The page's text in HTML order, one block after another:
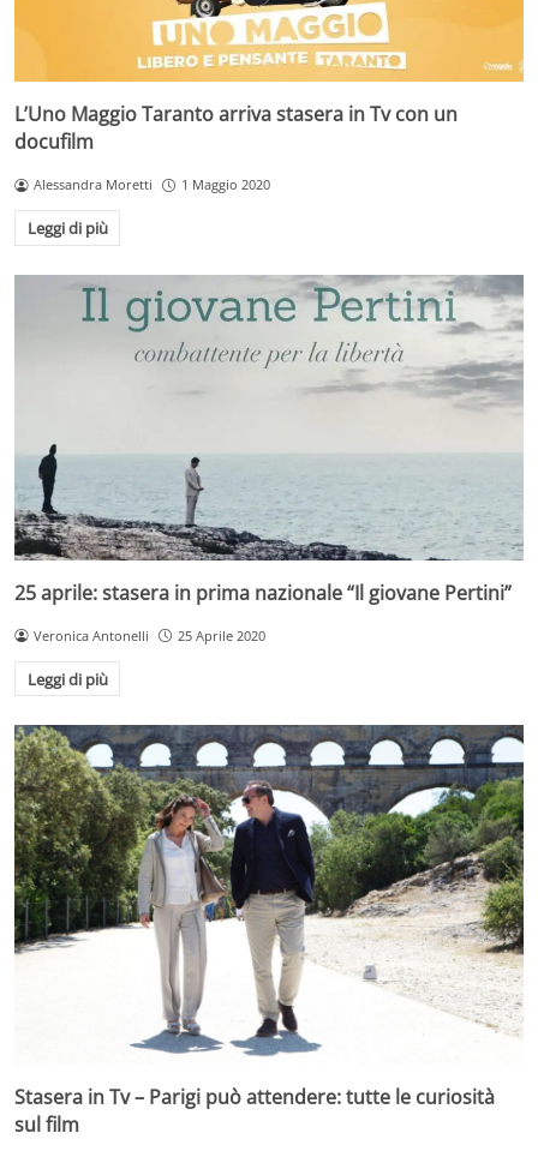
L’Uno Maggio Taranto arriva stasera in Tv con un
docufilm
Alessandra Moretti 1 Maggio 2020
Leggi di più
25 aprile: stasera in prima nazionale “Il giovane Pertini”
Veronica Antonelli 25 Aprile 2020
Leggi di più
Stasera in Tv – Parigi può attendere: tutte le curiosità
sul film